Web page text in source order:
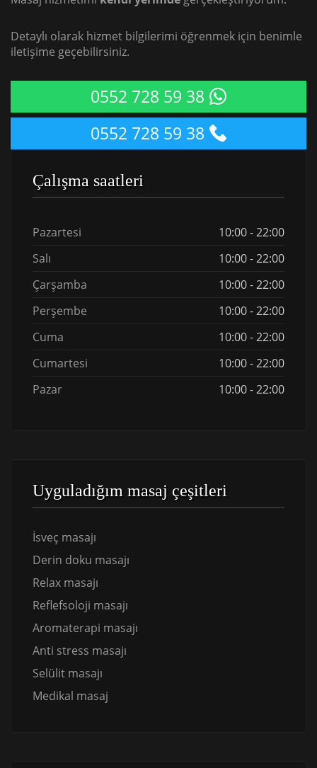
Detaylı olarak hizmet bilgilerimi öğrenmek için benimle
iletişime geçebilirsiniz.
0552 728 59 38
0552 728 59 38
Çalışma saatleri
Pazartesi
10:00 - 22:00
Salı
10:00 - 22:00
Çarşamba
10:00 - 22:00
Perşembe
10:00 - 22:00
Cuma
10:00 - 22:00
Cumartesi
10:00 - 22:00
Pazar
10:00 - 22:00
Uyguladığım masaj çeşitleri
İsveç masajı
Derin doku masajı
Relax masajı
Reflefsoloji masajı
Aromaterapi masajı
Anti stress masajı
Selülit masajı
Medikal masaj